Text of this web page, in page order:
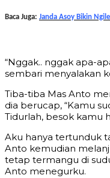
Baca Juga: Janda Asoy Bikin
“Nggak.. nggak apa-
sembari menyalakan
Tiba-tiba Mas Anto
dia berucap, “Kamu
Tidurlah, besok kamu
Aku hanya tertunduk
Anto kemudian
tetap termangu di
Anto menegurku.